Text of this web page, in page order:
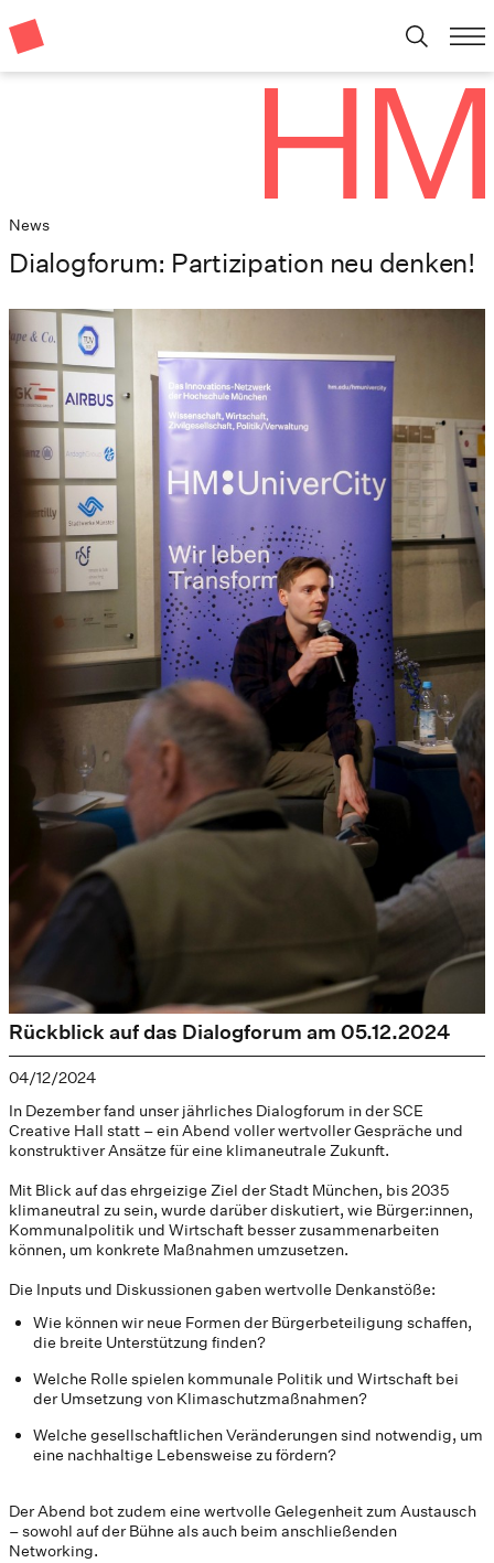
News
Dialogforum: Partizipation neu denken!
Rückblick auf das Dialogforum am 05.12.2024
04/12/2024
In Dezember fand unser jährliches Dialogforum in der SCE
Creative Hall statt – ein Abend voller wertvoller Gespräche und
konstruktiver Ansätze für eine klimaneutrale Zukunft.
Mit Blick auf das ehrgeizige Ziel der Stadt München, bis 2035
klimaneutral zu sein, wurde darüber diskutiert, wie Bürger:innen,
Kommunalpolitik und Wirtschaft besser zusammenarbeiten
können, um konkrete Maßnahmen umzusetzen.
Die Inputs und Diskussionen gaben wertvolle Denkanstöße:
Wie können wir neue Formen der Bürgerbeteiligung schaffen,
die breite Unterstützung finden?
Welche Rolle spielen kommunale Politik und Wirtschaft bei
der Umsetzung von Klimaschutzmaßnahmen?
Welche gesellschaftlichen Veränderungen sind notwendig, um
eine nachhaltige Lebensweise zu fördern?
Der Abend bot zudem eine wertvolle Gelegenheit zum Austausch
– sowohl auf der Bühne als auch beim anschließenden
Networking.